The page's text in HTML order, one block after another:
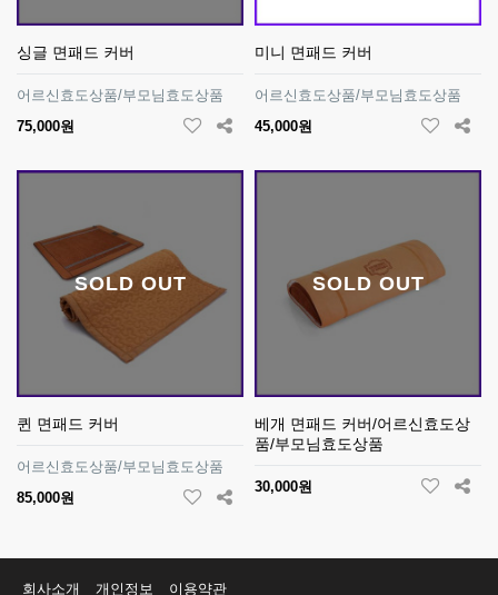
싱글 면패드 커버
어르신효도상품/부모님효도상품
75,000원
미니 면패드 커버
어르신효도상품/부모님효도상품
45,000원
SOLD OUT
퀸 면패드 커버
어르신효도상품/부모님효도상품
85,000원
SOLD OUT
베개 면패드 커버/어르신효도상
품/부모님효도상품
30,000원
회사소개 개인정보 이용약관